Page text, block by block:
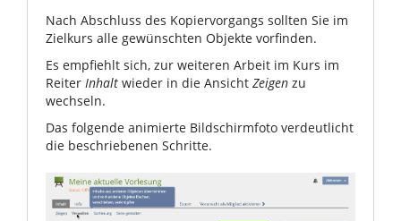
Nach Abschluss des Kopiervorgangs sollten Sie im
Zielkurs alle gewünschten Objekte vorfinden.
Es empfiehlt sich, zur weiteren Arbeit im Kurs im
Reiter Inhalt wieder in die Ansicht Zeigen zu
wechseln.
Das folgende animierte Bildschirmfoto verdeutlicht
die beschriebenen Schritte.